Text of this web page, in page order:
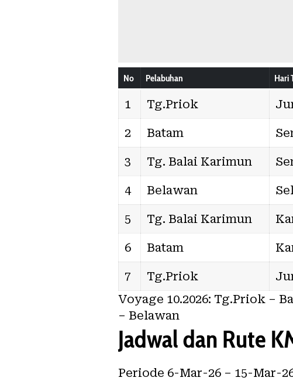
No Pelabuhan Hari
1 Tg.Priok
2 Batam
3 Tg. Balai Karimun
4 Belawan
5 Tg. Balai Karimun
6 Batam
7 Tg.Priok
Voyage 10.2026: Tg.Priok –
– Belawan
Jadwal dan Rute
Periode 6-Mar-26 – 15-Mar-